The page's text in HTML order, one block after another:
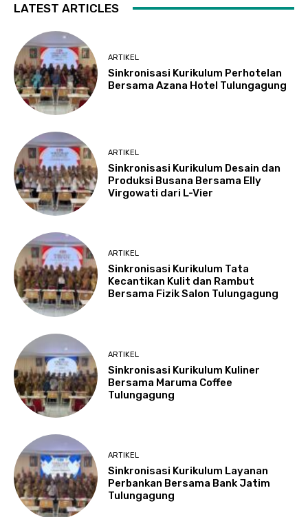
LATEST ARTICLES
ARTIKEL
Sinkronisasi Kurikulum Perhotelan
Bersama Azana Hotel Tulungagung
ARTIKEL
Sinkronisasi Kurikulum Desain dan
Produksi Busana Bersama Elly
Virgowati dari L-Vier
ARTIKEL
Sinkronisasi Kurikulum Tata
Kecantikan Kulit dan Rambut
Bersama Fizik Salon Tulungagung
ARTIKEL
Sinkronisasi Kurikulum Kuliner
Bersama Maruma Coffee
Tulungagung
ARTIKEL
Sinkronisasi Kurikulum Layanan
Perbankan Bersama Bank Jatim
Tulungagung